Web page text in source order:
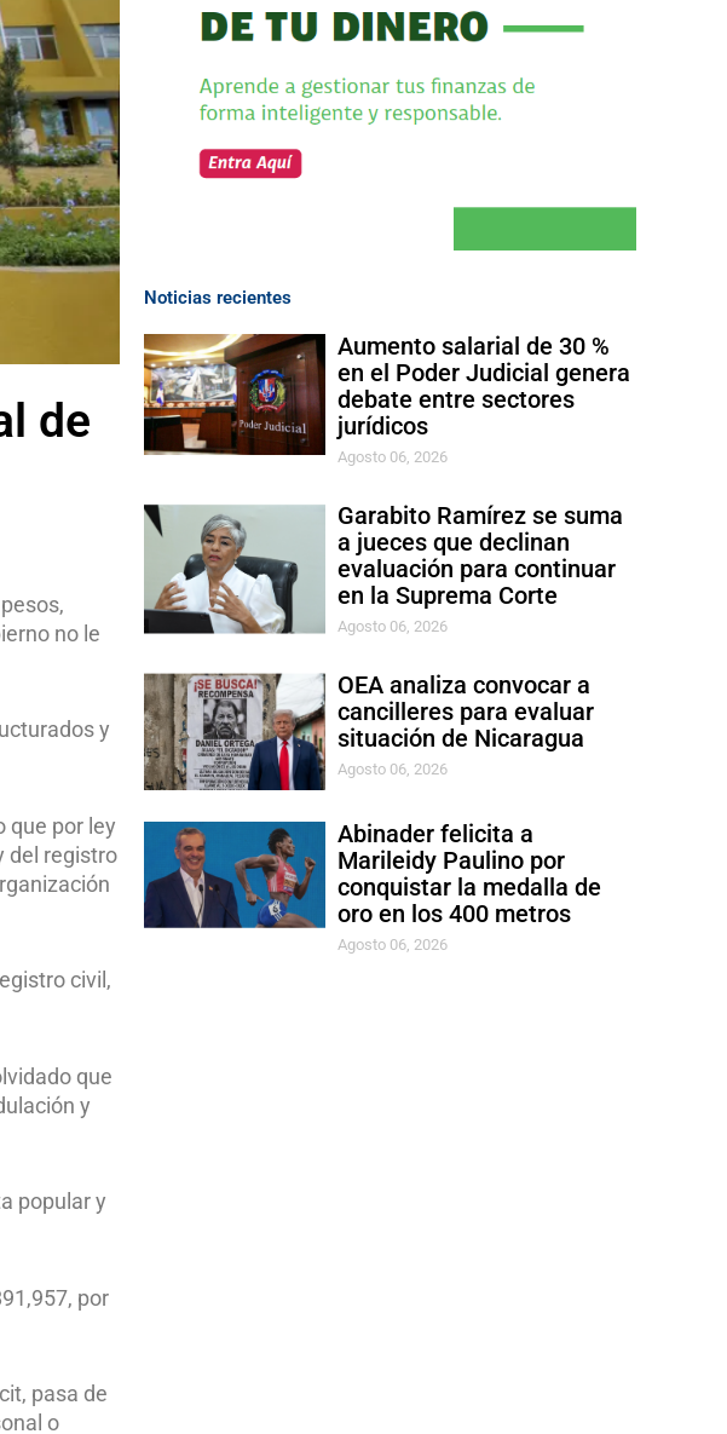
de
no le
y
que por ley
del registro
civil,
que
y
popular y
por
pasa de
o
Noticias recientes
Aumento salarial de 30 %
en el Poder Judicial genera
debate entre sectores
jurídicos
Agosto 06, 2026
Garabito Ramírez se suma
a jueces que declinan
evaluación para continuar
en la Suprema Corte
Agosto 06, 2026
OEA analiza convocar a
cancilleres para evaluar
situación de Nicaragua
Agosto 06, 2026
Abinader felicita a
Marileidy Paulino por
conquistar la medalla de
oro en los 400 metros
Agosto 06, 2026